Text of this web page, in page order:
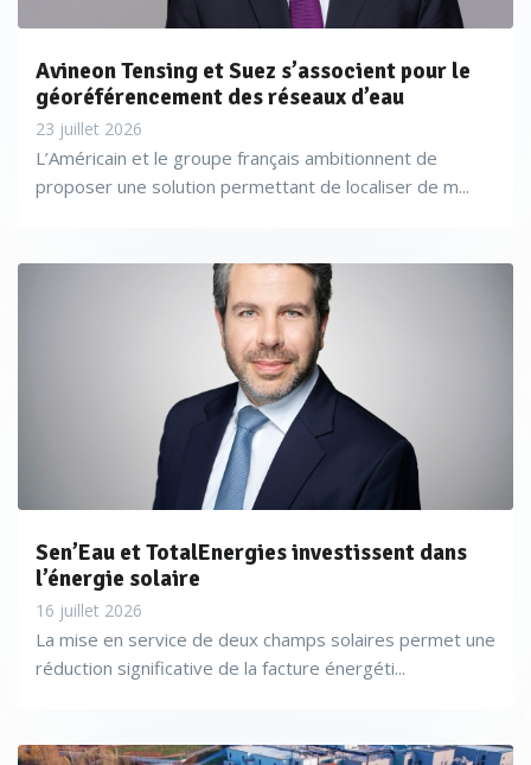
Avineon Tensing et Suez s’associent pour le
géoréférencement des réseaux d’eau
23 juillet 2026
L’Américain et le groupe français ambitionnent de
proposer une solution permettant de localiser de m...
Sen’Eau et TotalEnergies investissent dans
l’énergie solaire
16 juillet 2026
La mise en service de deux champs solaires permet une
réduction significative de la facture énergéti...